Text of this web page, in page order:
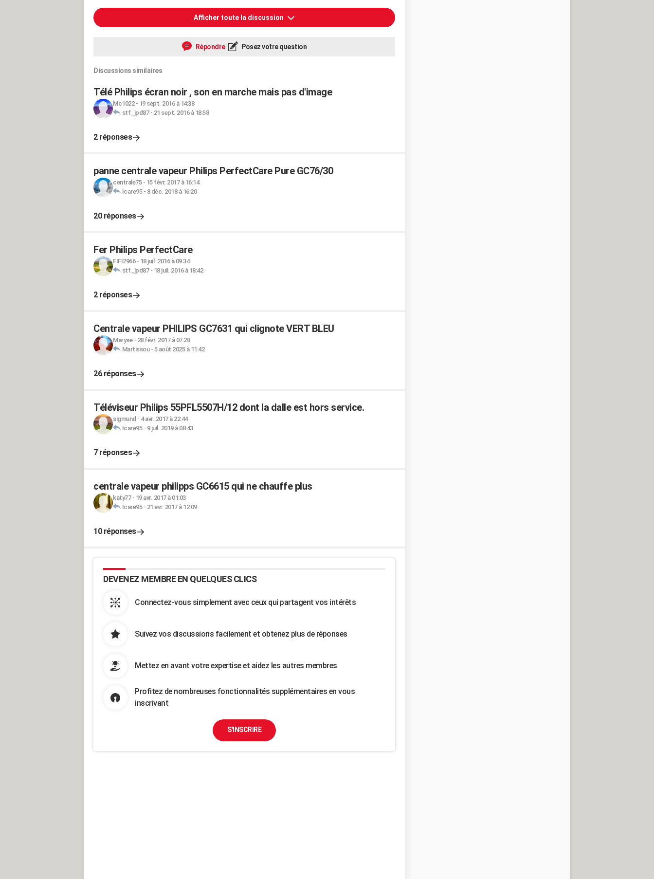
Afficher toute la discussion
Répondre Posez votre question
Discussions similaires
Télé Philips écran noir , son en marche mais pas d'image
Mc1022- 19 sept. 2016 à 14:38
stf_jpd87- 21 sept. 2016 à 18:58
2 réponses
panne centrale vapeur Philips PerfectCare Pure GC76/30
centrale75- 15 févr. 2017 à 16:14
Icare95- 8 déc. 2018 à 16:20
20 réponses
Fer Philips PerfectCare
FIFI2966- 18 juil. 2016 à 09:34
stf_jpd87- 18 juil. 2016 à 18:42
2 réponses
Centrale vapeur PHILIPS GC7631 qui clignote VERT BLEU
Maryse- 28 févr. 2017 à 07:28
Martissou- 5 août 2025 à 11:42
26 réponses
Téléviseur Philips 55PFL5507H/12 dont la dalle est hors service.
sigmund - 4 avr. 2017 à 22:44
Icare95- 9 juil. 2019 à 08:43
7 réponses
centrale vapeur philipps GC6615 qui ne chauffe plus
katy77- 19 avr. 2017 à 01:03
Icare95- 21 avr. 2017 à 12:09
10 réponses
DEVENEZ MEMBRE EN QUELQUES CLICS
Connectez-vous simplement avec ceux qui partagent vos intérêts
Suivez vos discussions facilement et obtenez plus de réponses
Mettez en avant votre expertise et aidez les autres membres
Profitez de nombreuses fonctionnalités supplémentaires en vous
inscrivant
S'INSCRIRE